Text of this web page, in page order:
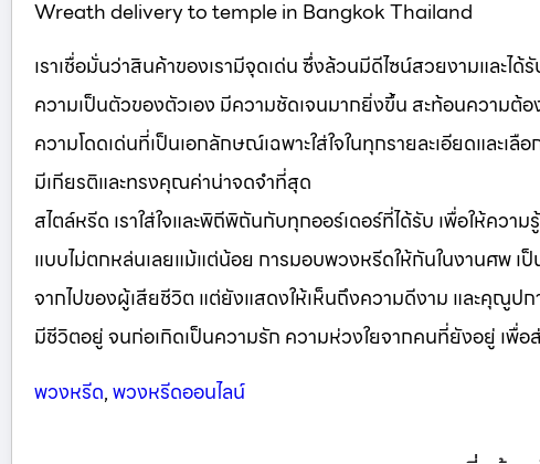
Wreath delivery to temple in Bangkok Thailand
เราเชื่อมั่นว่าสินค้าของเรามีจุดเด่น ซึ่งล้วนมีดีไซน์สวยงามและ
ความเป็นตัวของตัวเอง มีความชัดเจนมากยิ่งขึ้น สะท้อนความ
ความโดดเด่นที่เป็นเอกลักษณ์เฉพาะใส่ใจในทุกรายละเอียดและเ
มีเกียรติและทรงคุณค่าน่าจดจำที่สุด
สไตล์หรีด เราใส่ใจและพิถีพิถันกับทุกออร์เดอร์ที่ได้รับ เพื่อให้ค
แบบไม่ตกหล่นเลยแม้แต่น้อย การมอบพวงหรีดให้กันในงานศพ
จากไปของผู้เสียชีวิต แต่ยังแสดงให้เห็นถึงความดีงาม และคุณูป
มีชีวิตอยู่ จนก่อเกิดเป็นความรัก ความห่วงใยจากคนที่ยังอยู่ เพื่
พวงหรีด,พวงหรีดออนไลน์